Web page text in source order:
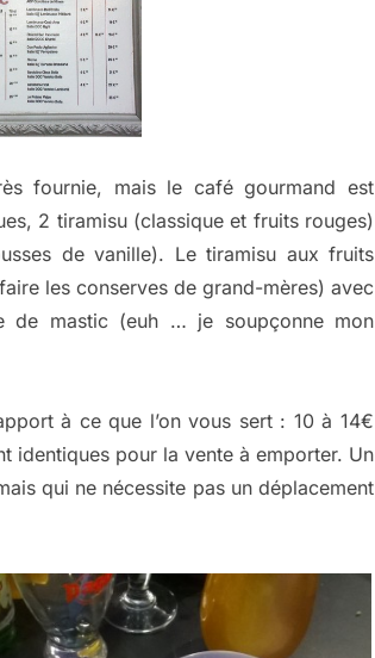
fournie, mais le café gourmand est
2 tiramisu (classique et fruits rouges)
de vanille). Le tiramisu aux fruits
les conserves de grand-mères) avec
de mastic (euh … je soupçonne mon
à ce que l’on vous sert : 10 à 14€
identiques pour la vente à emporter. Un
qui ne nécessite pas un déplacement